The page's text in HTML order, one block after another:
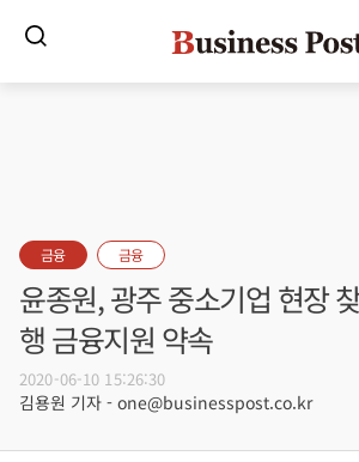
금융 금융
윤종원, 광주 중소기업 현장
행 금융지원 약속
2020-06-10 15:26:30
김용원 기자 - one@businesspost.co.kr